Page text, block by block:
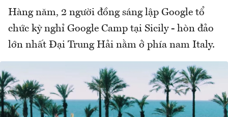
Hàng năm, 2 người đồng sáng lập Google tổ
chức kỳ nghỉ Google Camp tại Sicily - hòn đảo
lớn nhất Đại Trung Hải nằm ở phía nam Italy.